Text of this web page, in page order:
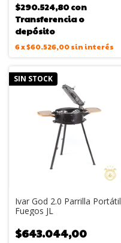
$290.524,80con
Transferencia o
depósito
6x$60.526,00sin interés
SIN STOCK
Ivar God 2.0 Parrilla Portátil
Fuegos JL
$643.044,00